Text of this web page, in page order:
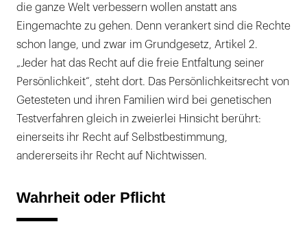
die ganze Welt verbessern wollen anstatt ans
Eingemachte zu gehen. Denn verankert sind die Rechte
schon lange, und zwar im Grundgesetz, Artikel 2.
„Jeder hat das Recht auf die freie Entfaltung seiner
Persönlichkeit“, steht dort. Das Persönlichkeitsrecht von
Getesteten und ihren Familien wird bei genetischen
Testverfahren gleich in zweierlei Hinsicht berührt:
einerseits ihr Recht auf Selbstbestimmung,
andererseits ihr Recht auf Nichtwissen.
Wahrheit oder Pflicht